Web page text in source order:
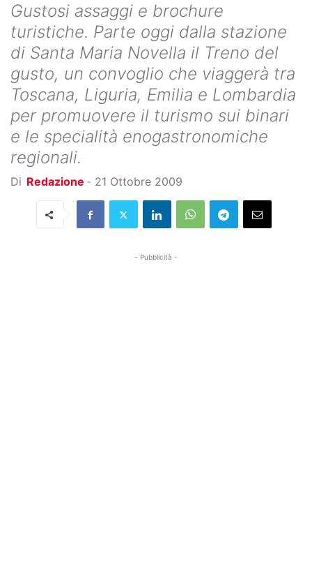
Gustosi assaggi e brochure
turistiche. Parte oggi dalla stazione
di Santa Maria Novella il Treno del
gusto, un convoglio che viaggerà tra
Toscana, Liguria, Emilia e Lombardia
per promuovere il turismo sui binari
e le specialità enogastronomiche
regionali.
Di Redazione - 21 Ottobre 2009
- Pubblicità -